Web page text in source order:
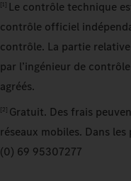
[1] Le contrôle technique
contrôle officiel
contrôle. La partie
par l’ingénieur de
agréés.
[2] Gratuit. Des frais
réseaux mobiles. Dans
(0) 69 95307277